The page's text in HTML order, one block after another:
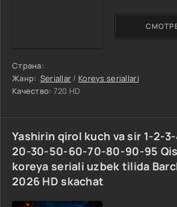
Страна:
Жанр: Seriallar / Koreys seriallari
Качество: 720 HD
Yashirin qirol kuch va sir 1-2-
20-30-50-60-70-80-90-95
koreya seriali uzbek tilida
2026 HD skachat